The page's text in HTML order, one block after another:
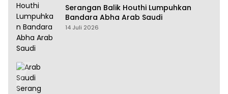
Serangan Balik Houthi Lumpuhkan
Bandara Abha Arab Saudi
14 Juli 2026